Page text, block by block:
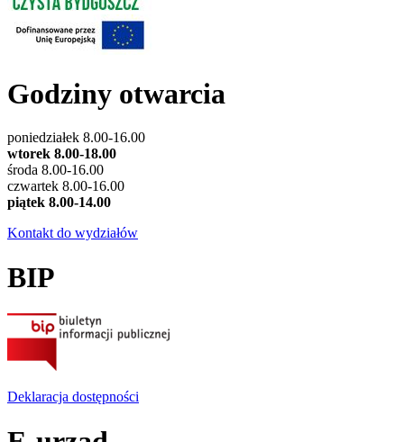
Godziny otwarcia
poniedziałek 8.00-16.00
wtorek 8.00-18.00
środa 8.00-16.00
czwartek 8.00-16.00
piątek 8.00-14.00
Kontakt do wydziałów
BIP
Deklaracja dostępności